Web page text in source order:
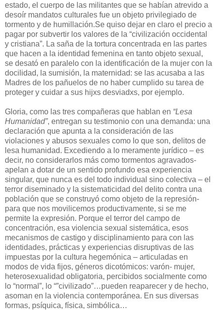
estado, el cuerpo de las militantes que se habían atrevido a
desoír mandatos culturales fue un objeto privilegiado de
tormento y de humillación.Se quiso dejar en claro el precio a
pagar por subvertir los valores de la “civilización occidental
y cristiana”. La saña de la tortura concentrada en las partes
que hacen a la identidad femenina en tanto objeto sexual,
se desató en paralelo con la identificación de la mujer con la
docilidad, la sumisión, la maternidad: se las acusaba a las
Madres de los pañuelos de no haber cumplido su tarea de
proteger y cuidar a sus hijxs desviadxs, por ejemplo.
Gloria, como las tres compañeras que hablan en “Lesa
Humanidad”, entregan su testimonio con una demanda: una
declaración que apunta a la consideración de las
violaciones y abusos sexuales como lo que son, delitos de
lesa humanidad. Excediendo a lo meramente jurídico – es
decir, no considerarlos más como tormentos agravados-
apelan a dotar de un sentido profundo esa experiencia
singular, que nunca es del todo individual sino colectiva – el
terror diseminado y la sistematicidad del delito contra una
población que se construyó como objeto de la represión-
para que nos movilicemos productivamente, si se me
permite la expresión. Porque el terror del campo de
concentración, esa violencia sexual sistemática, esos
mecanismos de castigo y disciplinamiento para con las
identidades, prácticas y experiencias disruptivas de las
impuestas por la cultura hegemónica – articuladas en
modos de vida fijos, géneros dicotómicos: varón- mujer,
heterosexualidad obligatoria, percibidos socialmente como
lo “normal”, lo “”civilizado”…pueden reaparecer y de hecho,
asoman en la violencia contemporánea. En sus diversas
formas, psíquica, física, simbólica…